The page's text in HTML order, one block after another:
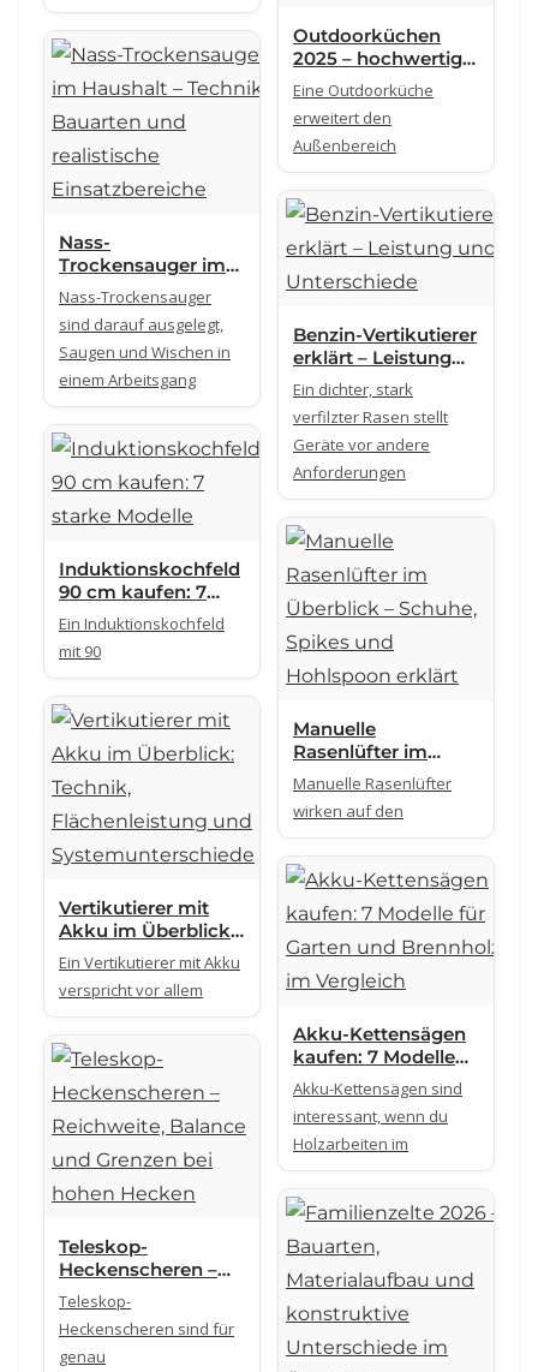
Kompressoren
Outdoorküchen
2025 – hochwertige
Modelle und
Materialkonzepte
im Überblick
Eine Outdoorküche
erweitert den
Außenbereich
Nass-
Trockensauger im
Haushalt – Technik,
Bauarten und
realistische
Einsatzbereiche
Nass-Trockensauger
sind darauf ausgelegt,
Saugen und Wischen in
einem Arbeitsgang
Benzin-Vertikutierer
erklärt – Leistung
und Unterschiede
Ein dichter, stark
verfilzter Rasen stellt
Geräte vor andere
Anforderungen
Induktionskochfeld
90 cm kaufen: 7
starke Modelle
Ein Induktionskochfeld
mit 90
Manuelle
Rasenlüfter im
Überblick – Schuhe,
Spikes und
Hohlspoon erklärt
Manuelle Rasenlüfter
wirken auf den
Vertikutierer mit
Akku im Überblick:
Technik,
Flächenleistung
und
Systemunterschied
e
Ein Vertikutierer mit Akku
verspricht vor allem
Akku-Kettensägen
kaufen: 7 Modelle
für Garten und
Brennholz im
Vergleich
Akku-Kettensägen sind
interessant, wenn du
Holzarbeiten im
Teleskop-
Heckenscheren –
Reichweite, Balance
und Grenzen bei
hohen Hecken
Teleskop-
Heckenscheren sind für
genau